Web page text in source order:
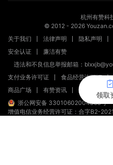
领取
杭州有赞科
© 2012 - 2026
关于我们
法律声明 隐私声明
安全认证
廉洁有赞
违法和不良信息举报邮箱：
支付业务许可证
食品经营许可证
商品广场
有赞资讯 新零售文章
浙公网安备 33010602004358号
增值电信业务经营许可证：合字B2-